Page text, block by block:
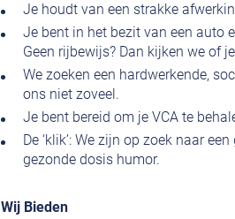
Je houdt van een strakke
Je bent in het bezit van een auto
Geen rijbewijs? Dan kijken we of
We zoeken een hardwerkende,
ons niet zoveel.
Je bent bereid om je VCA te
De ‘klik’: We zijn op zoek naar
gezonde dosis humor.
Wij Bieden